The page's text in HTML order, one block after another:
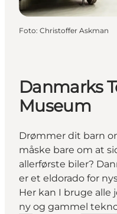
Foto: Christoffer Askman
Danmarks
Museum
Drømmer dit barn
måske bare om at
allerførste biler?
er et eldorado for
Her kan I bruge alle
ny og gammel